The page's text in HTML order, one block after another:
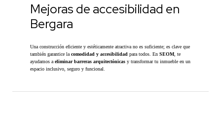
Mejoras de accesibilidad en
Bergara
Una construcción eficiente y estéticamente atractiva no es suficiente; es clave que
también garantice la comodidad y accesibilidad para todos. En SEOM, te
ayudamos a eliminar barreras arquitectónicasy transformar tu inmueble en un
espacio inclusivo, seguro y funcional.